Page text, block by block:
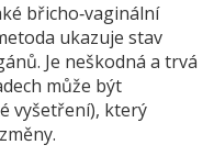
břicho‑vaginální
ukazuje stav
Je neškodná a trvá
může být
vyšetření), který